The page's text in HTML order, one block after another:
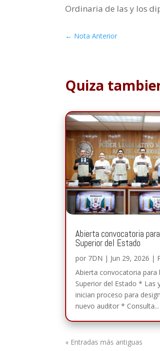
Ordinaria de las y los
← Nota Anterior
Quiza
Abierta convocatoria
Superior del Estado
por 7DN | Jun 29, 2026 |
Abierta convocatoria para
Superior del Estado * Las
inician proceso para
nuevo auditor * Consulta...
« Entradas más antiguas